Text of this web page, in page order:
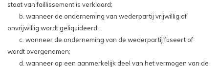
staat van faillissement is verklaard;
b. wanneer de onderneming van wederpartij vrijwillig of
onvrijwillig wordt geliquideerd;
c. wanneer de onderneming van de wederpartij fuseert of
wordt overgenomen;
d. wanneer op een aanmerkelijk deel van het vermogen van de